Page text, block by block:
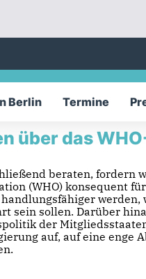
Berlin Termine
über das
beraten,
(WHO) konsequent
sein sollen. Darüber
der
auf, auf eine enge